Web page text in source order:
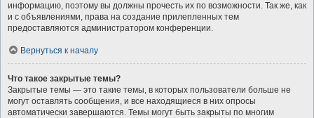
информацию, поэтому вы должны прочесть их по возможности. Так же, как
и с объявлениями, права на создание прилепленных тем
предоставляются администратором конференции.
Вернуться к началу
Что такое закрытые темы?
Закрытые темы — это такие темы, в которых пользователи больше не
могут оставлять сообщения, и все находящиеся в них опросы
автоматически завершаются. Темы могут быть закрыты по многим